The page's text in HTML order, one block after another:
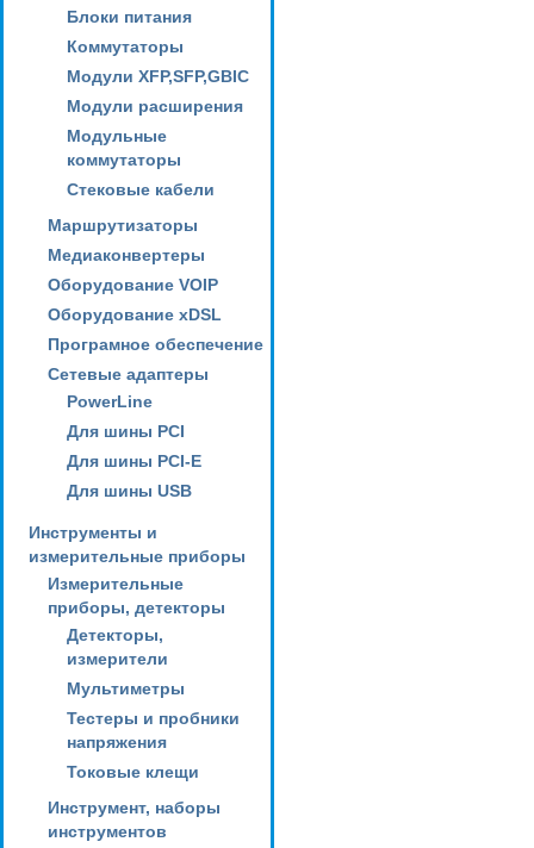
Блоки питания
Коммутаторы
Модули XFP,SFP,GBIC
Модули расширения
Модульные
коммутаторы
Стековые кабели
Маршрутизаторы
Медиаконвертеры
Оборудование VOIP
Оборудование xDSL
Програмное обеспечение
Сетевые адаптеры
PowerLine
Для шины PCI
Для шины PCI-E
Для шины USB
Инструменты и
измерительные приборы
Измерительные
приборы, детекторы
Детекторы,
измерители
Мультиметры
Тестеры и пробники
напряжения
Токовые клещи
Инструмент, наборы
инструментов